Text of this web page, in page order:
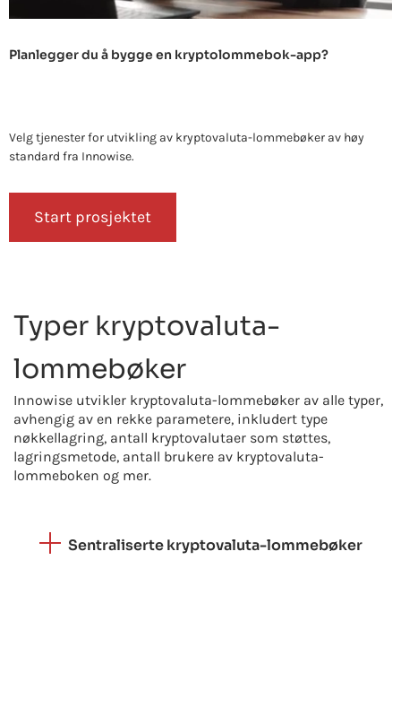
Planlegger du å bygge en kryptolommebok-app?
Velg tjenester for utvikling av kryptovaluta-lommebøker av høy
standard fra Innowise.
Start prosjektet
Typer kryptovaluta-
lommebøker
Innowise utvikler kryptovaluta-lommebøker av alle typer,
avhengig av en rekke parametere, inkludert type
nøkkellagring, antall kryptovalutaer som støttes,
lagringsmetode, antall brukere av kryptovaluta-
lommeboken og mer.
Sentraliserte kryptovaluta-lommebøker